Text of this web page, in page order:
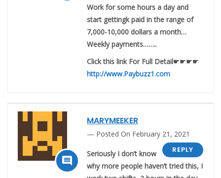
Work for some hours a day and
start gettingk paid in the range of
7,000-10,000 dollars a month…
Weekly payments……..
Click this link For Full Detail☛☛☛☛
http://www.Paybuzz1.com

MARYMEEKER
Posted On February 21, 2021
REPLY
Seriously I don’t know
why more people haven’t tried this, I